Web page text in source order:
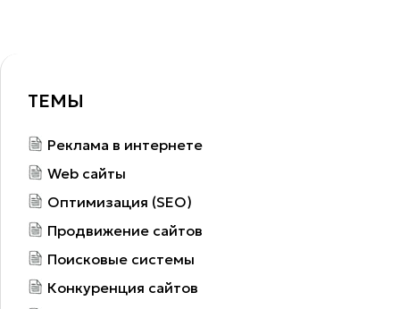
ТЕМЫ
Реклама в интернете
Web сайты
Оптимизация (SEO)
Продвижение сайтов
Поисковые системы
Конкуренция сайтов